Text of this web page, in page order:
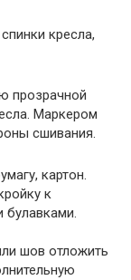
кресла,
прозрачной
Маркером
сшивания.
картон.
к
булавками.
шов отложить